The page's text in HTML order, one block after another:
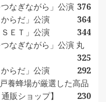
なぎながら」公演 376
らだ」公演
364
ＥＴ」公演
344
なぎながら」公演 丸
325
らだ」公演
292
養蜂場が厳選した高品
販ショップ】
230